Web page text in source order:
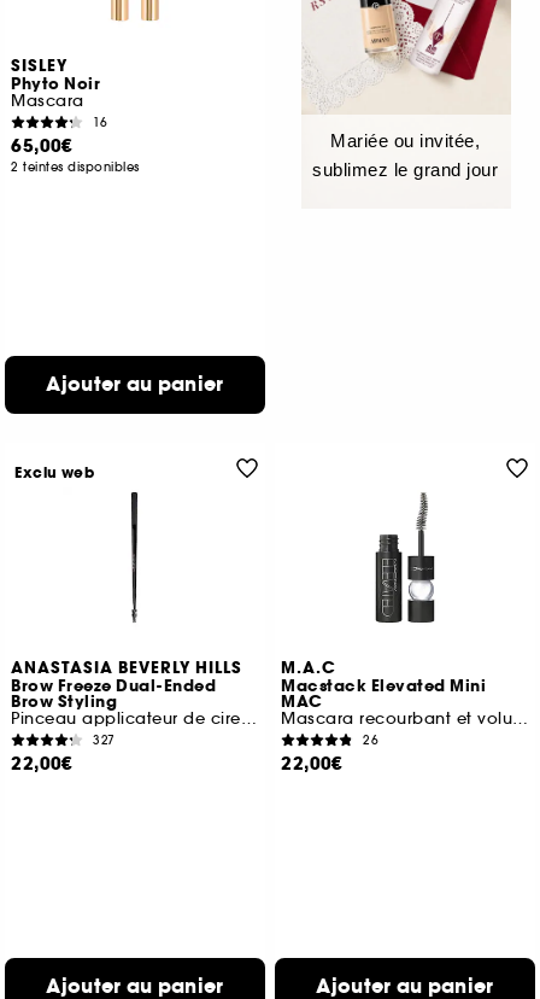
SISLEY
Phyto Noir
Mascara
16
65,00€
2 teintes disponibles
Ajouter au panier
Mariée ou invitée,
sublimez le grand jour
ANASTASIA BEVERLY HILLS
Brow Freeze Dual-Ended
Brow Styling
Pinceau applicateur de cire sourcils
327
22,00€
Ajouter au panier
Exclu web
M.A.C
Macstack Elevated Mini
MAC
Mascara recourbant et volumisant
26
22,00€
Ajouter au panier